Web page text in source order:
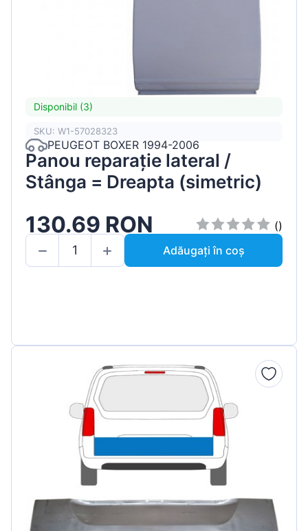
Disponibil (3)
SKU: W1-57028323
PEUGEOT BOXER 1994-2006
Panou reparație lateral /
Stânga = Dreapta (simetric)
130.69 RON
()
Adăugați în coș